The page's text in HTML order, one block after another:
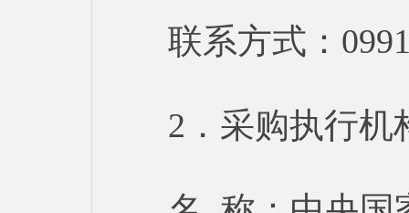
联系方式：
2．采购执行机